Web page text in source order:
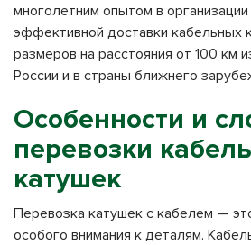
многолетним опытом в
эффективной доставки кабельных
размеров на расстояния от 100 км
России и в страны ближнего
Особенности и
перевозки
катушек
Перевозка катушек с кабелем —
особого внимания к деталям.